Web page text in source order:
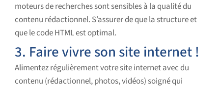
moteurs de recherches sont sensibles à la qualité du
contenu rédactionnel. S’assurer de que la structure et
que le code HTML est optimal.
3. Faire vivre son site internet !
Alimentez régulièrement votre site internet avec du
contenu (rédactionnel, photos, vidéos) soigné qui